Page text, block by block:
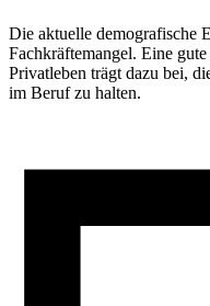
Die aktuelle demografische
Fachkräftemangel. Eine
Privatleben trägt dazu bei,
im Beruf zu halten.